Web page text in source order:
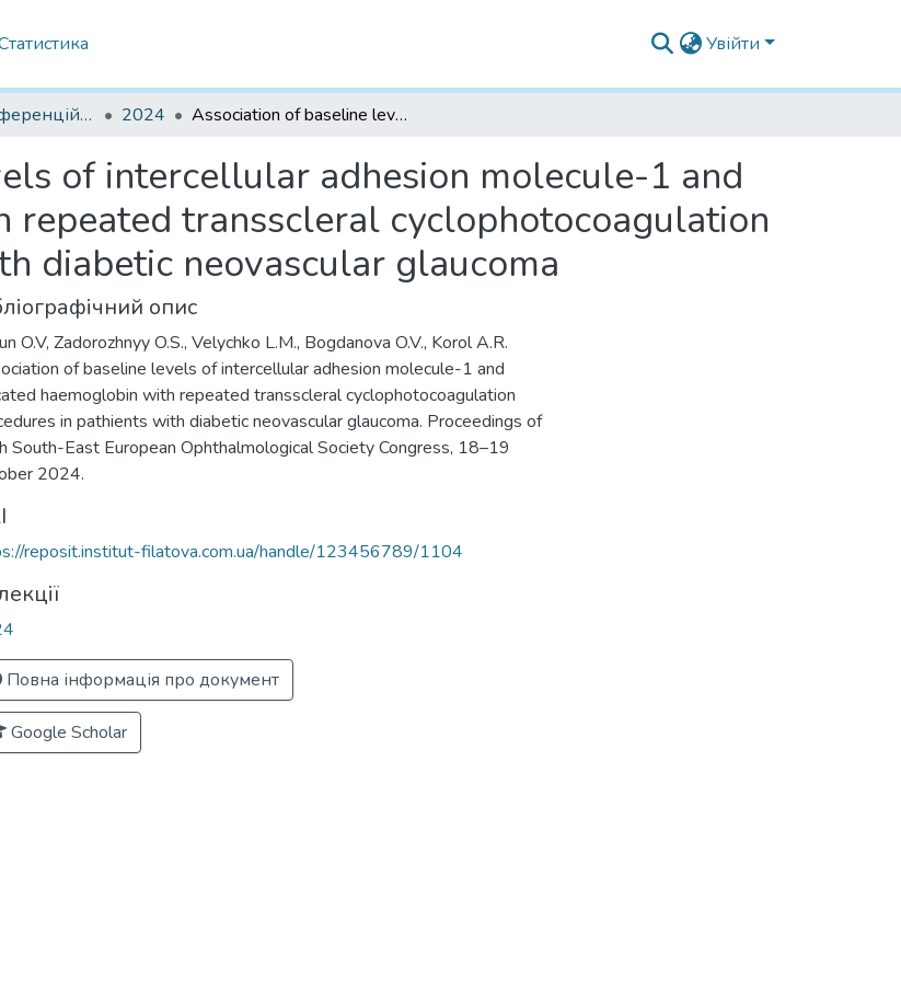
Увійти
Матеріали конференцій інших установ 2024 Association of baseline levels of intercellular adhesion molecule-1 and glycated haemoglobin with repeated transscleral cyclophotocoagulation procedures in pathients with diabetic neovascular glaucoma
of intercellular adhesion molecule-1 and
transscleral cyclophotocoagulation
diabetic neovascular glaucoma
опис
O.V, Zadorozhnyy O.S., Velychko L.M., Bogdanova O.V., Korol A.R.
of baseline levels of intercellular adhesion molecule-1 and
haemoglobin with repeated transscleral cyclophotocoagulation
in pathients with diabetic neovascular glaucoma. Proceedings of
South-East European Ophthalmological Society Congress, 18–19
2024.
reposit.institut-filatova.com.ua/handle/123456789/1104
Повна інформація про документ
Google Scholar